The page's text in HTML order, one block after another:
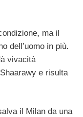
ma il
dell’uomo in più.
vivacità
e risulta
il Milan da una